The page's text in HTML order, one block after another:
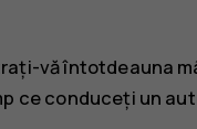
vă întotdeauna
ce conduceți un